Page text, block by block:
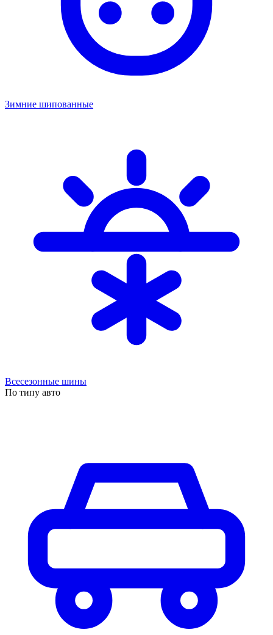
Зимние шипованные
Всесезонные шины
По типу авто